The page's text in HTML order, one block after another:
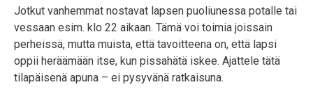
Jotkut vanhemmat nostavat lapsen puoliunessa potalle tai
vessaan esim. klo 22 aikaan. Tämä voi toimia joissain
perheissä, mutta muista, että tavoitteena on, että lapsi
oppii heräämään itse, kun pissahätä iskee. Ajattele tätä
tilapäisenä apuna – ei pysyvänä ratkaisuna.